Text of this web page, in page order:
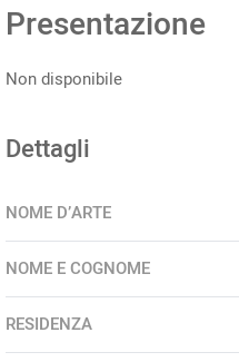
Presentazione
Non disponibile
Dettagli
NOME D’ARTE
NOME E COGNOME
RESIDENZA